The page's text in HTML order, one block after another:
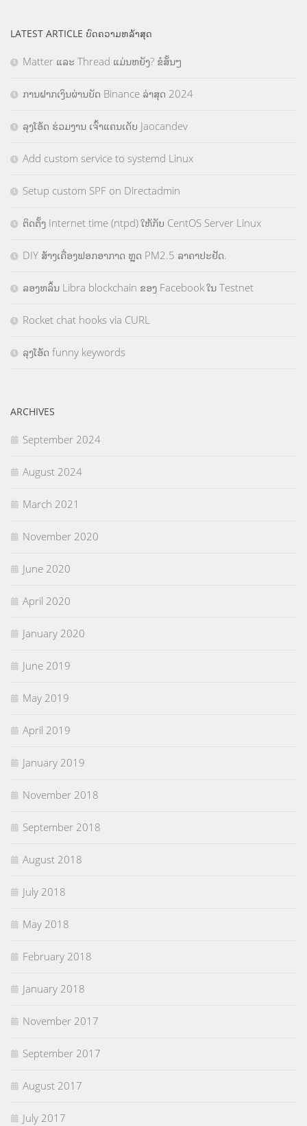
LATEST ARTICLE ບົດຄວາມຫລ້າສຸດ
Matter ແລະ Thread ແມ່ນຫຍັງ? ຂໍສັ້ນໆ
ການຝາກເງິນຜ່ານບັດ Binance ລ່າສຸດ 2024
ລຸງໂອ້ດ ຮ່ວມງານ ເຈົ້າແຄນເດັບ Jaocandev
Add custom service to systemd Linux
Setup custom SPF on Directadmin
ຕິດຕັ້ງ Internet time (ntpd) ໃຫ້ກັບ CentOS Server Linux
DIY ສ້າງເຄື່ອງຟອກອາກາດ ຫຼຸດ PM2.5 ລາຄາປະຢັດ.
ລອງຫລິ້ນ Libra blockchain ຂອງ Facebook ໃນ Testnet
Rocket chat hooks via CURL
ລຸງໂອ້ດ funny keywords
ARCHIVES
September 2024
August 2024
March 2021
November 2020
June 2020
April 2020
January 2020
June 2019
May 2019
April 2019
January 2019
November 2018
September 2018
August 2018
July 2018
May 2018
February 2018
January 2018
November 2017
September 2017
August 2017
July 2017